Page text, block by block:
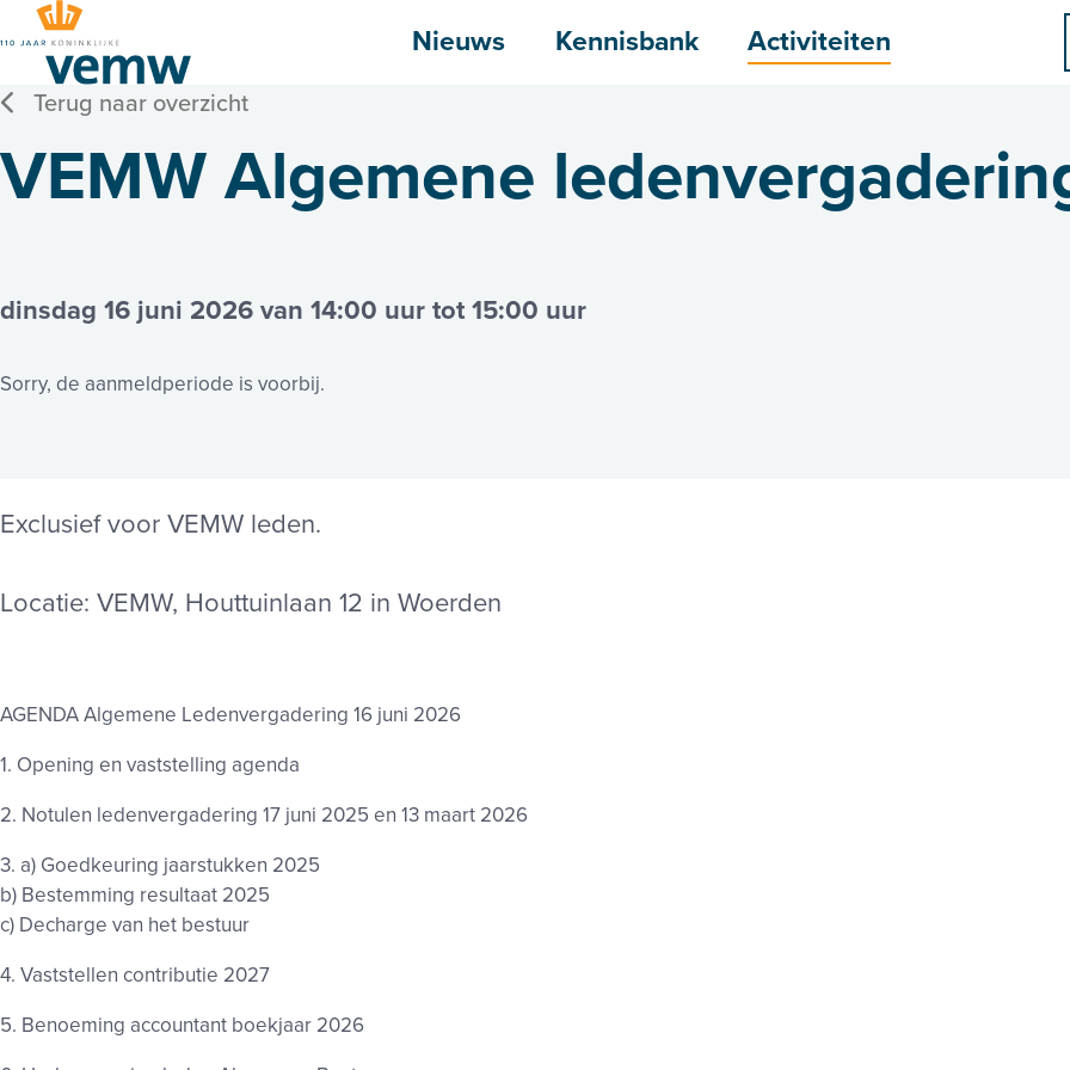
Nieuws Kennisbank Activiteiten
VEMW Algemene
dinsdag 16 juni 2026 van 14:00 uur tot 15:00 uur
Sorry, de aanmeldperiode is voorbij.
Terug naar overzicht
Exclusief voor VEMW leden.
Locatie: VEMW, Houttuinlaan 12 in Woerden
AGENDA Algemene Ledenvergadering 16 juni 2026
1. Opening en vaststelling agenda
2. Notulen ledenvergadering 17 juni 2025 en 13 maart 2026
3. a) Goedkeuring jaarstukken 2025
b) Bestemming resultaat 2025
c) Decharge van het bestuur
4. Vaststellen contributie 2027
5. Benoeming accountant boekjaar 2026